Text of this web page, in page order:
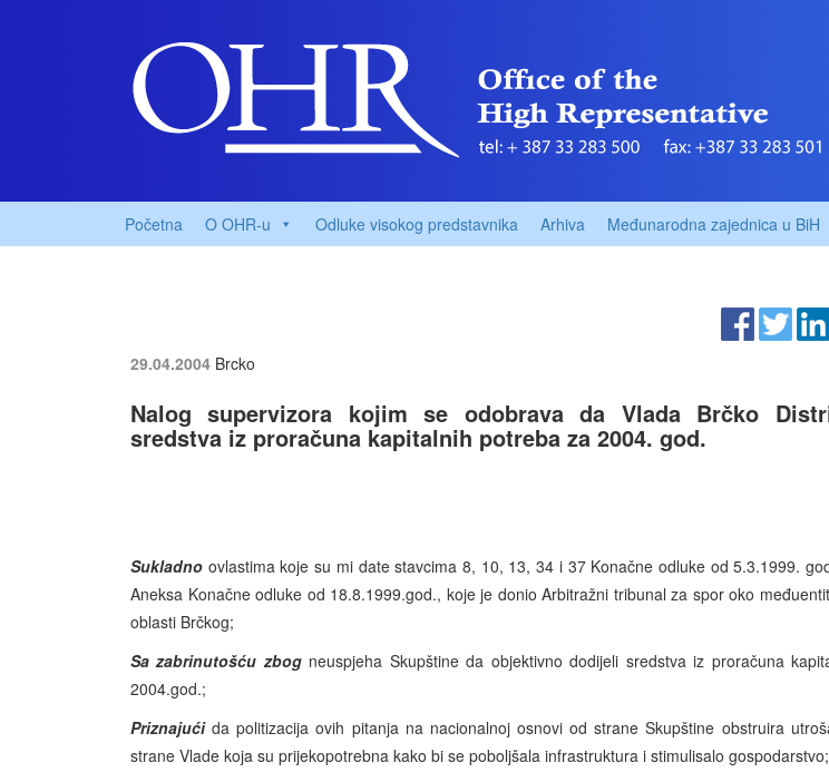
Početna O OHR-u Odluke visokog predstavnika Arhiva Međunarodna zajednica u BiH
29.04.2004 Brcko
Nalog supervizora kojim se odobrava da Vlada Brčko
sredstva iz proračuna kapitalnih potreba za 2004. god.
Sukladno ovlastima koje su mi date stavcima 8, 10, 13, 34 i 37 Konačne odluke od 5.3.1999.
Aneksa Konačne odluke od 18.8.1999.god., koje je donio Arbitražni tribunal za spor oko
oblasti Brčkog;
Sa zabrinutošću zbog neuspjeha Skupštine da objektivno dodijeli sredstva iz proračuna
2004.god.;
Priznajućida politizacija ovih pitanja na nacionalnoj osnovi od strane Skupštine obstruira
strane Vlade koja su prijekopotrebna kako bi se poboljšala infrastruktura i stimulisalo gospodarstvo;